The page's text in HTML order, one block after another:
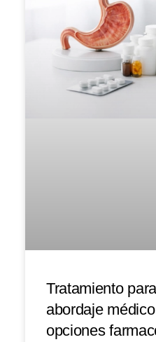
Tratamiento
abordaje
opciones